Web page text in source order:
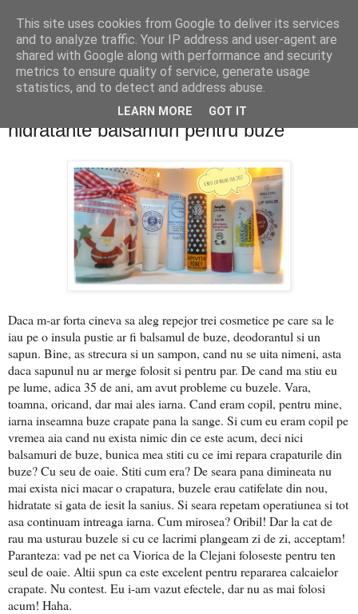
PentruDive.ro
miercuri, 6 decembrie 2017
Ingrijirea buzelor iarna. TOP 6 cele mai
hidratante balsamuri pentru buze
Daca m-ar forta cineva sa aleg repejor trei cosmetice pe care sa le
iau pe o insula pustie ar fi balsamul de buze, deodorantul si un
sapun. Bine, as strecura si un sampon, cand nu se uita nimeni, asta
daca sapunul nu ar merge folosit si pentru par. De cand ma stiu eu
pe lume, adica 35 de ani, am avut probleme cu buzele. Vara,
toamna, oricand, dar mai ales iarna. Cand eram copil, pentru mine,
iarna inseamna buze crapate pana la sange. Si cum eu eram copil pe
vremea aia cand nu exista nimic din ce este acum, deci nici
balsamuri de buze, bunica mea stiti cu ce imi repara crapaturile din
buze? Cu seu de oaie. Stiti cum era? De seara pana dimineata nu
mai exista nici macar o crapatura, buzele erau catifelate din nou,
hidratate si gata de iesit la sanius. Si seara repetam operatiunea si tot
asa continuam intreaga iarna. Cum mirosea? Oribil! Dar la cat de
rau ma usturau buzele si cu ce lacrimi plangeam zi de zi, acceptam!
Paranteza: vad pe net ca Viorica de la Clejani foloseste pentru ten
seul de oaie. Altii spun ca este excelent pentru repararea calcaielor
crapate. Nu contest. Eu i-am vazut efectele, dar nu as mai folosi
acum! Haha.
This site uses cookies from Google to deliver its services
and to analyze traffic. Your IP address and user-agent are
shared with Google along with performance and security
metrics to ensure quality of service, generate usage
statistics, and to detect and address abuse.
LEARN MORE GOT IT